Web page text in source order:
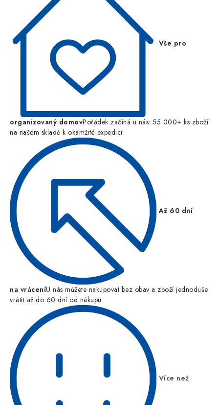
Vše pro
organizovaný domovPořádek začíná u nás: 55 000+ ks zboží
na našem skladě k okamžité expedici
Až 60 dní
na vráceníU nás můžete nakupovat bez obav a zboží jednoduše
vrátit až do 60 dní od nákupu
Více než